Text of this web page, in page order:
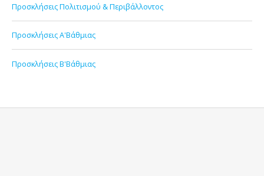
Προσκλήσεις Πολιτισμού & Περιβάλλοντος
Προσκλήσεις Α'Βάθμιας
Προσκλήσεις Β'Βάθμιας